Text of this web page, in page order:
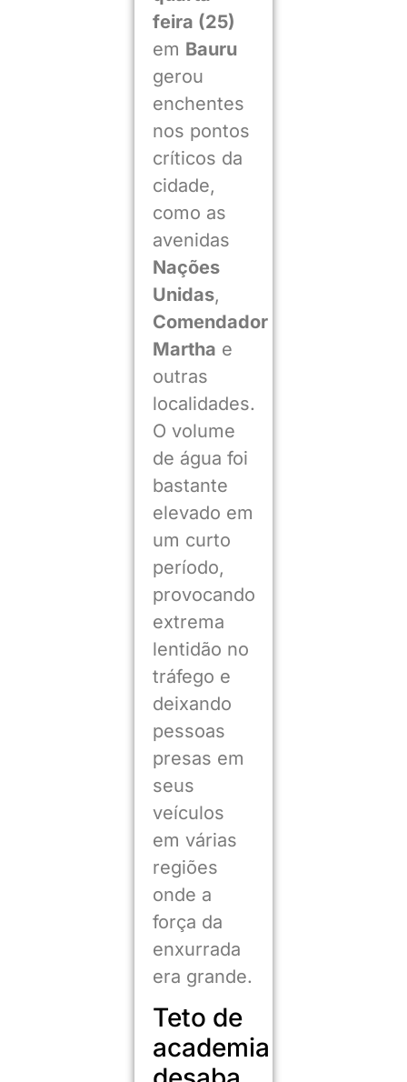
feira (25)
em Bauru
gerou
enchentes
nos pontos
críticos da
cidade,
como as
avenidas
Nações
Unidas,
Comendador
Martha e
outras
localidades.
O volume
de água foi
bastante
elevado em
um curto
período,
provocando
extrema
lentidão no
tráfego e
deixando
pessoas
presas em
seus
veículos
em várias
regiões
onde a
força da
enxurrada
era grande.
Teto de
academia